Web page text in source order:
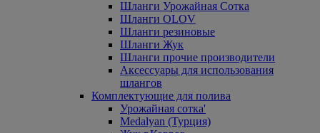
Шланги Урожайная Сотка
Шланги OLOV
Шланги резиновые
Шланги Жук
Шланги прочие производители
Аксессуары для использования
шлангов
Комплектующие для полива
Урожайная сотка'
Medalyan (Турция)